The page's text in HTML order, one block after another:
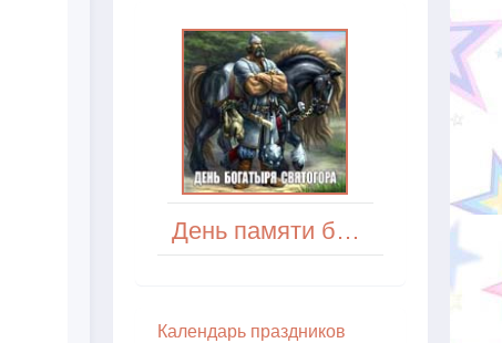
День памяти богатыря Святогора
Кaлeндapь пpaздникoв